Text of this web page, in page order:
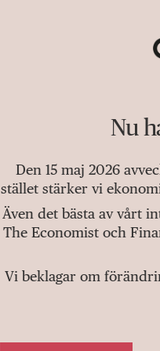
Nu
Den 15 maj 2026
stället stärker vi
Även det bästa av vårt
The Economist och
Vi beklagar om